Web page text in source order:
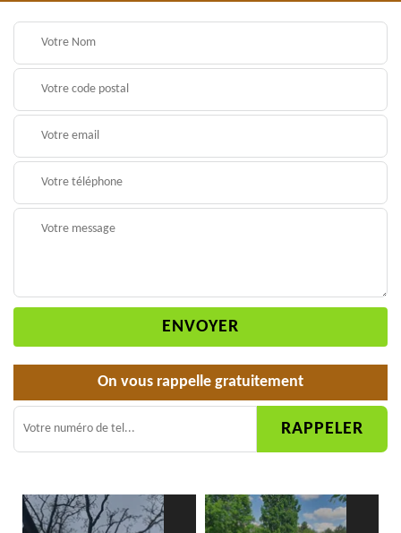
On vous rappelle gratuitement